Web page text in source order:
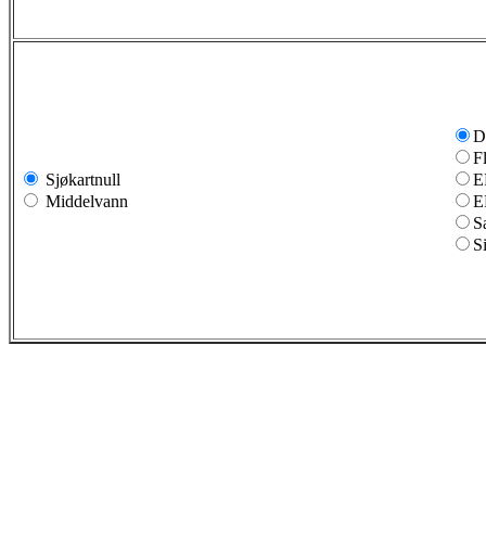
Sjøkartnull
Middelvann